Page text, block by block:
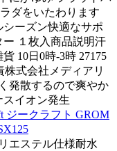
ダをいたわります
ーズン快適なサポ
１枚入商品説明汗
10日0時-3時 27175
株式会社メディアリ
発散するので爽やか
イオン発生
ジークラフト GROM
エステル仕様耐水